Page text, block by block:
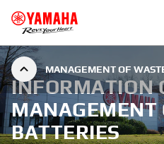
MANAGEMENT OF
INFORMATION
MANAGEMENT
BATTERIES